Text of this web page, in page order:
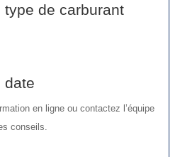
de carburant
date
en ligne ou contactez l’équipe
conseils.